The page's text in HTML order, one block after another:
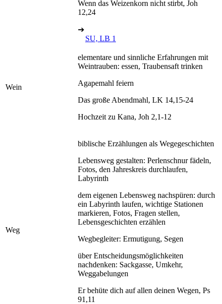
Wenn das Weizenkorn nicht stirbt, Joh
12,24
➔
SU, LB 1
Wein
elementare und sinnliche Erfahrungen mit
Weintrauben: essen, Traubensaft trinken
Agapemahl feiern
Das große Abendmahl, LK 14,15-24
Hochzeit zu Kana, Joh 2,1-12
Weg
biblische Erzählungen als Wegegeschichten
Lebensweg gestalten: Perlenschnur fädeln,
Fotos, den Jahreskreis durchlaufen,
Labyrinth
dem eigenen Lebensweg nachspüren: durch
ein Labyrinth laufen, wichtige Stationen
markieren, Fotos, Fragen stellen,
Lebensgeschichten erzählen
Wegbegleiter: Ermutigung, Segen
über Entscheidungsmöglichkeiten
nachdenken: Sackgasse, Umkehr,
Weggabelungen
Er behüte dich auf allen deinen Wegen, Ps
91,11